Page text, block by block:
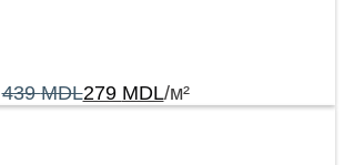
439MDL279 MDL/м²